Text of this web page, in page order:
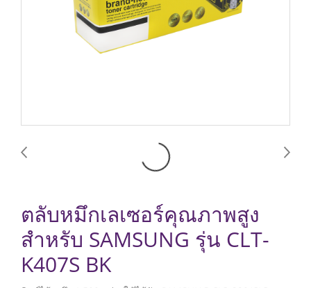
ตลับหมึกเลเซอร์คุณภาพสูง
สำหรับ SAMSUNG รุ่น CLT-
K407S BK